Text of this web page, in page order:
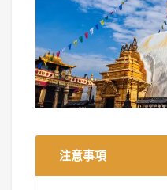
注意事項